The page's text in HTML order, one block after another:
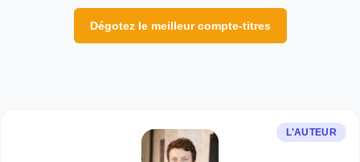
Dégotez le meilleur compte-titres
L'AUTEUR